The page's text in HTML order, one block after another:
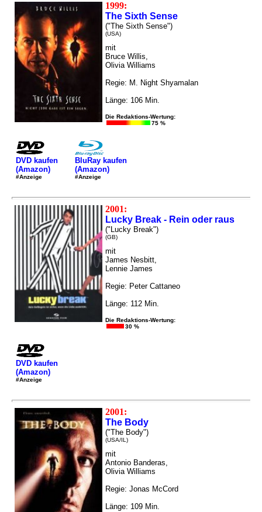
1999:
The Sixth Sense
("The Sixth Sense")
(USA)
mit
Bruce Willis,
Olivia Williams
Regie: M. Night Shyamalan
Länge: 106 Min.
Die Redaktions-Wertung:
75 %
DVD kaufen
(Amazon)
#Anzeige
BluRay kaufen
(Amazon)
#Anzeige
2001:
Lucky Break - Rein oder raus
("Lucky Break")
(GB)
mit
James Nesbitt,
Lennie James
Regie: Peter Cattaneo
Länge: 112 Min.
Die Redaktions-Wertung:
30 %
DVD kaufen
(Amazon)
#Anzeige
2001:
The Body
("The Body")
(USA/IL)
mit
Antonio Banderas,
Olivia Williams
Regie: Jonas McCord
Länge: 109 Min.